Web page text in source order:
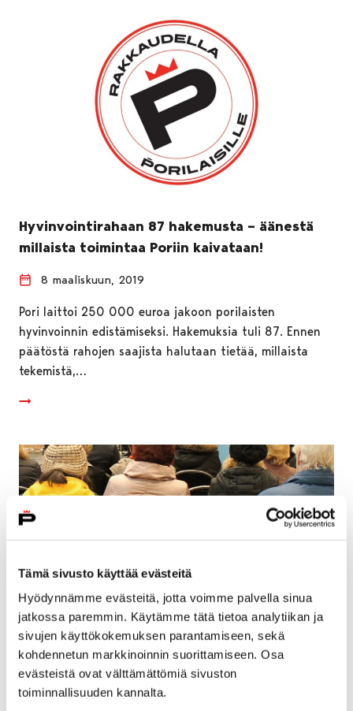
Tämä sivusto käyttää evästeitä
Hyödynnämme evästeitä, jotta voimme palvella sinua
jatkossa paremmin. Käytämme tätä tietoa analytiikan ja
sivujen käyttökokemuksen parantamiseen, sekä
kohdennetun markkinoinnin suorittamiseen. Osa
evästeistä ovat välttämättömiä sivuston
toiminnallisuuden kannalta.
Hyvinvointirahaan 87 hakemusta – äänestä
millaista toimintaa Poriin kaivataan!
8 maaliskuun, 2019
Pori laittoi 250 000 euroa jakoon porilaisten
hyvinvoinnin edistämiseksi. Hakemuksia tuli 87. Ennen
päätöstä rahojen saajista halutaan tietää, millaista
tekemistä,…
Porissa järjestetään kaikille avoimia
somevanhempainiltoja – tavoitteena lisätä